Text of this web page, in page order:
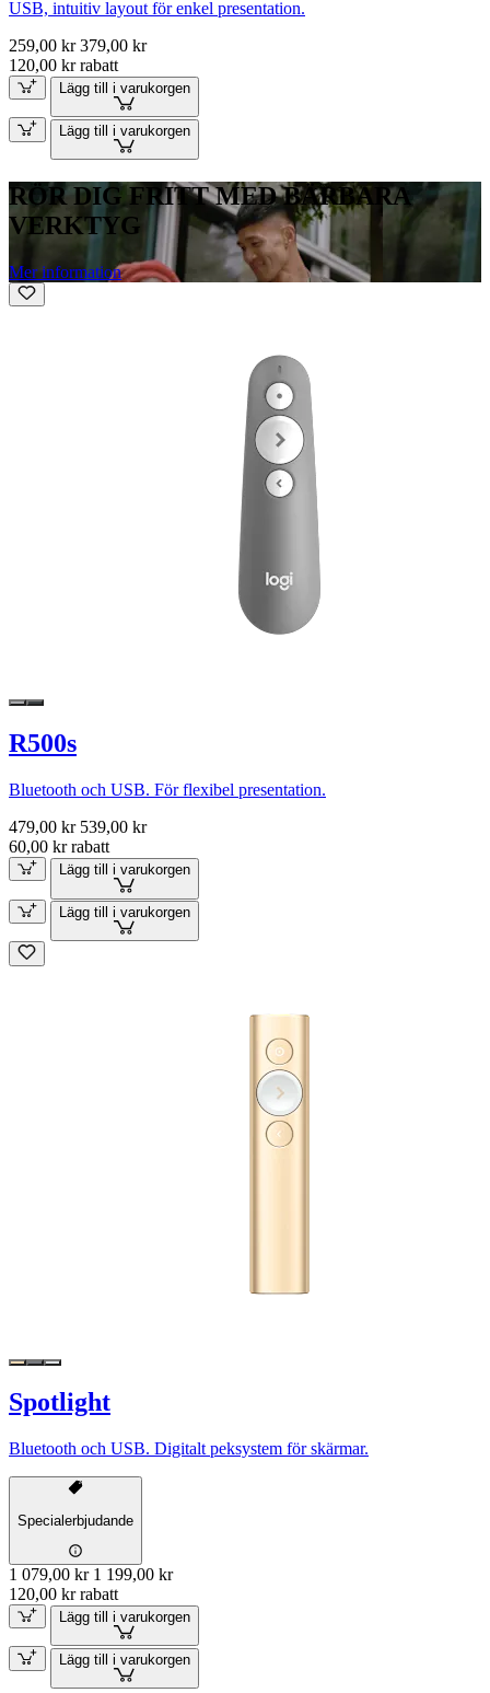
USB, intuitiv layout för enkel presentation.
259,00 kr 379,00 kr
120,00 kr rabatt
Lägg till i varukorgen
Lägg till i varukorgen
RÖR DIG FRITT MED BÄRBARA
VERKTYG
Mer information
R500s
Bluetooth och USB. För flexibel presentation.
479,00 kr 539,00 kr
60,00 kr rabatt
Lägg till i varukorgen
Lägg till i varukorgen
Spotlight
Bluetooth och USB. Digitalt peksystem för skärmar.
Specialerbjudande
1 079,00 kr 1 199,00 kr
120,00 kr rabatt
Lägg till i varukorgen
Lägg till i varukorgen